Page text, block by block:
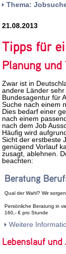
Thema:
21.08.2013
Tipps für
Planung
Zwar ist in
andere Länder
Bundesagentur für
Suche nach einem
Dies bedarf einer
nach einem
nach dem Job
Häufig wird
Sicht der erstbeste
genügend Vorlauf
zusagt, ablehnen.
beachten:
Beratung
Qual der Wahl? Wir
Persönliche Beratung in
160,- € pro Stunde
Weitere
Lebenslauf